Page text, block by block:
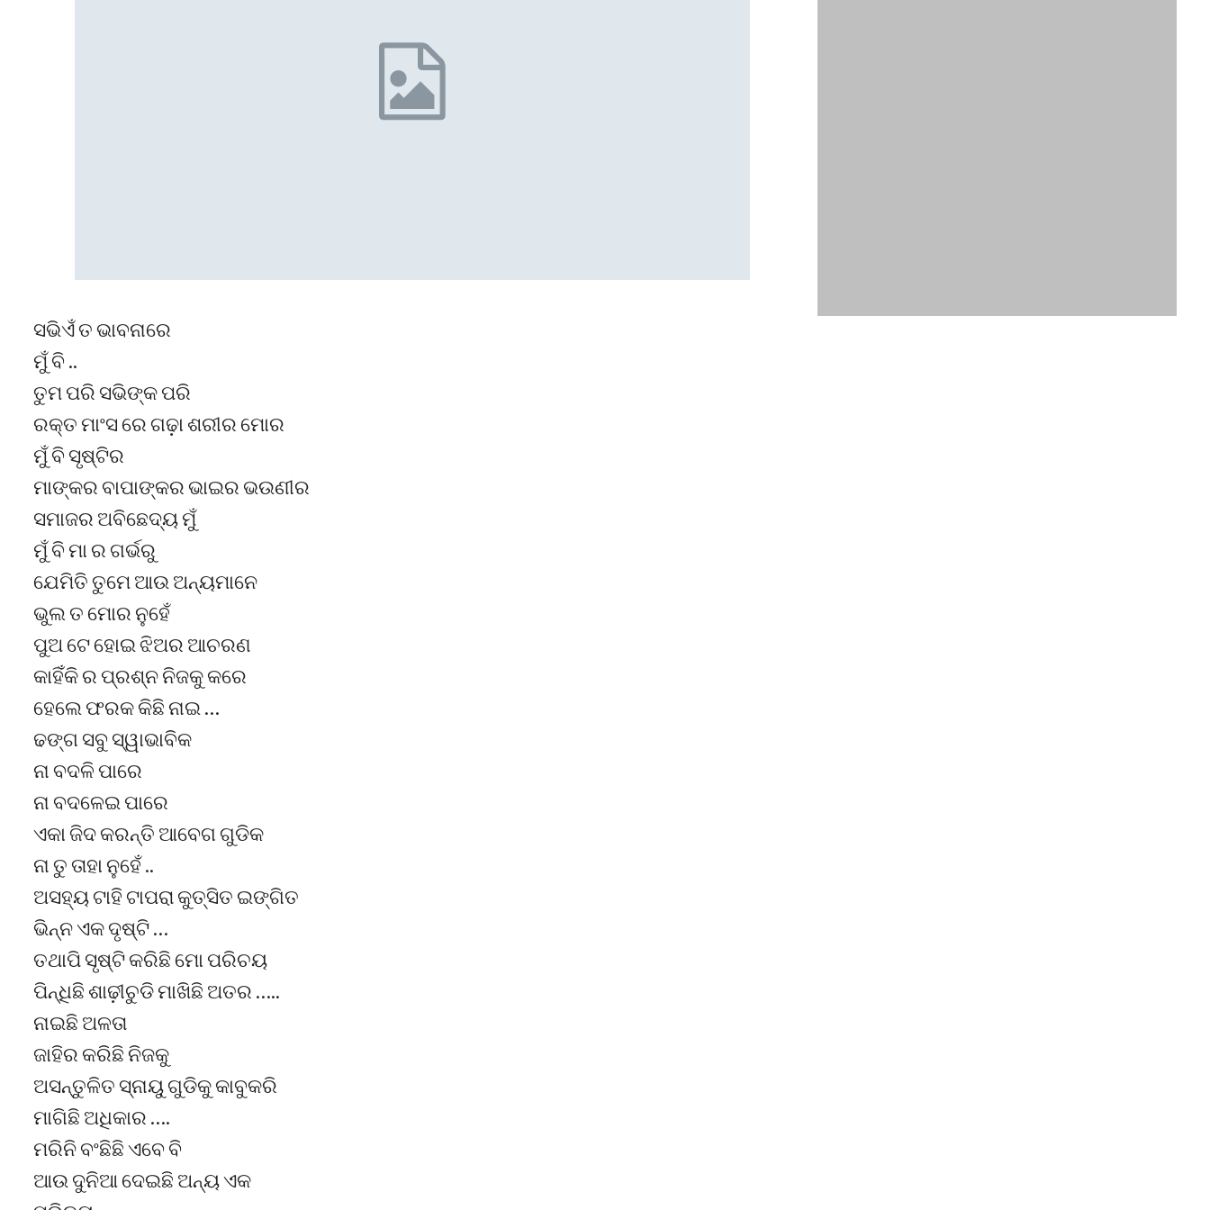
ସଭିଏଁ ତ ଭାବନାରେ
ମୁଁ ବି ..
ତୁମ ପରି ସଭିଙ୍କ ପରି
ରକ୍ତ ମାଂସ ରେ ଗଢ଼ା ଶରୀର ମୋର
ମୁଁ ବି ସୃଷ୍ଟିର
ମାଙ୍କର ବାପାଙ୍କର ଭାଇର ଭଉଣୀର
ସମାଜର ଅବିଛେଦ୍ୟ ମୁଁ
ମୁଁ ବି ମା ର ଗର୍ଭରୁ
ଯେମିତି ତୁମେ ଆଉ ଅନ୍ୟମାନେ
ଭୁଲ ତ ମୋର ନୁହେଁ
ପୁଅ ଟେ ହୋଇ ଝିଅର ଆଚରଣ
କାହିଁକି ର ପ୍ରଶ୍ନ ନିଜକୁ କରେ
ହେଲେ ଫରକ କିଛି ନାଇ …
ଢଙ୍ଗ ସବୁ ସ୍ୱାଭାବିକ
ନା ବଦଳି ପାରେ
ନା ବଦଳେଇ ପାରେ
ଏକା ଜିଦ କରନ୍ତି ଆବେଗ ଗୁଡିକ
ନା ତୁ ତାହା ନୁହେଁ ..
ଅସହ୍ୟ ଟାହି ଟାପରା କୁତ୍ସିତ ଇଙ୍ଗିତ
ଭିନ୍ନ ଏକ ଦୃଷ୍ଟି …
ତଥାପି ସୃଷ୍ଟି କରିଛି ମୋ ପରିଚୟ
ପିନ୍ଧିଛି ଶାଢ଼ୀଚୁଡି ମାଖିଛି ଅତର …..
ନାଇଛି ଅଳତା
ଜାହିର କରିଛି ନିଜକୁ
ଅସନ୍ତୁଳିତ ସ୍ନାୟୁ ଗୁଡିକୁ କାବୁକରି
ମାଗିଛି ଅଧିକାର ….
ମରିନି ବଂଛିଛି ଏବେ ବି
ଆଉ ଦୁନିଆ ଦେଇଛି ଅନ୍ୟ ଏକ